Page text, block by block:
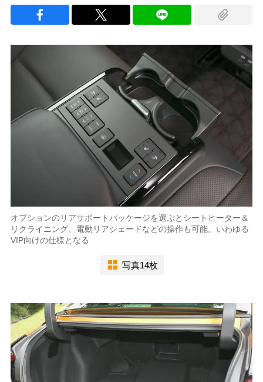
オプションのリアサポートパッケージを選ぶとシートヒーター＆
リクライニング、電動リアシェードなどの操作も可能。いわゆる
VIP向けの仕様となる
写真14枚